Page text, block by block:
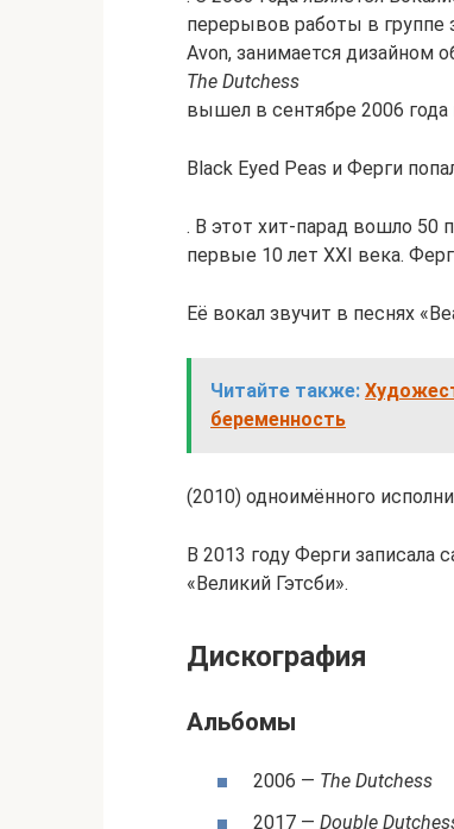
перерывов работы в группе
Avon, занимается дизайном
The Dutchess
вышел в сентябре 2006
Black Eyed Peas и Ферги
. В этот хит-парад вошло
первые 10 лет XXI века.
Её вокал звучит в песнях
Читайте также:
беременность
(2010) одноимённого
В 2013 году Ферги записала
«Великий Гэтсби».
Дискография
Альбомы
2006 — The Dutchess
2017 — Double